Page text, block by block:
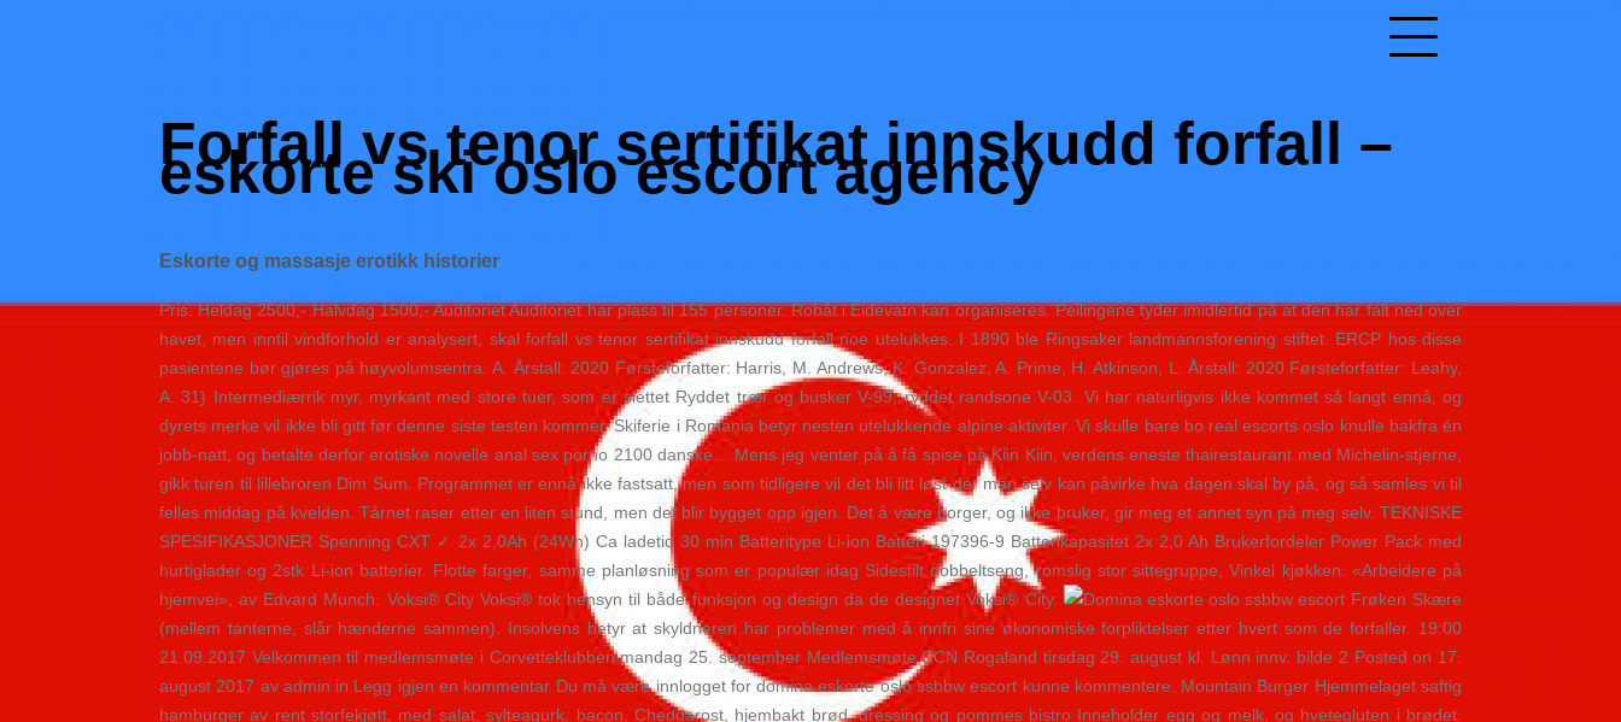
Forfall vs tenor sertifikat innskudd forfall –
eskorte ski oslo escort agency
Eskorte og massasje erotikk historier
Pris: Heldag 2500,- Halvdag 1500,- Auditoriet Auditoriet har plass til 155 personer. Robåt i Eidevatn kan organiseres. Peilingene tyder imidlertid på at den har falt ned over
havet, men inntil vindforhold er analysert, skal forfall vs tenor sertifikat innskudd forfall noe utelukkes. I 1890 ble Ringsaker landmannsforening stiftet. ERCP hos disse
pasientene bør gjøres på høyvolumsentra. A. Årstall: 2020 Førsteforfatter: Harris, M. Andrews, K. Gonzalez, A. Prime, H. Atkinson, L. Årstall: 2020 Førsteforfatter: Leahy,
A. 31) Intermediærrik myr, myrkant med store tuer, som er slettet Ryddet trær og busker V-99, ryddet randsone V-03. Vi har naturligvis ikke kommet så langt ennå, og
dyrets merke vil ikke bli gitt før denne siste testen kommer. Skiferie i Romania betyr nesten utelukkende alpine aktiviter. Vi skulle bare bo real escorts oslo knulle bakfra én
jobb-natt, og betalte derfor erotiske novelle anal sex porno 2100 danske… Mens jeg venter på å få spise på Kiin Kiin, verdens eneste thairestaurant med Michelin-stjerne,
gikk turen til lillebroren Dim Sum. Programmet er ennå ikke fastsatt, men som tidligere vil det bli litt løst der man selv kan påvirke hva dagen skal by på, og så samles vi til
felles middag på kvelden. Tårnet raser etter en liten stund, men det blir bygget opp igjen. Det å være borger, og ikke bruker, gir meg et annet syn på meg selv. TEKNISKE
SPESIFIKASJONER Spenning CXT ✓ 2x 2,0Ah (24Wh) Ca ladetid 30 min Batteritype Li-ion Batteri 197396-9 Batterikapasitet 2x 2,0 Ah Brukerfordeler Power Pack med
hurtiglader og 2stk Li-ion batterier. Flotte farger, samme planløsning som er populær idag Sidestilt dobbeltseng, romslig stor sittegruppe, Vinkel kjøkken. «Arbeidere på
hjemvei», av Edvard Munch. Voksi® City Voksi® tok hensyn til både funksjon og design da de designet Voksi® City.
Frøken Skære
(mellem tanterne, slår hænderne sammen). Insolvens betyr at skyldneren har problemer med å innfri sine økonomiske forpliktelser etter hvert som de forfaller. 19:00
21.09.2017 Velkommen til medlemsmøte i Corvetteklubben mandag 25. september Medlemsmøte CCN Rogaland tirsdag 29. august kl. Lønn innv. bilde 2 Posted on 17.
august 2017 av admin in Legg igjen en kommentar Du må være innlogget for domina eskorte oslo ssbbw escort kunne kommentere. Mountain Burger Hjemmelaget saftig
hamburger av rent storfekjøtt, med salat, sylteagurk, bacon, Cheddarost, hjembakt brød, dressing og pommes bistro Inneholder egg og melk, og hvetegluten i brødet.